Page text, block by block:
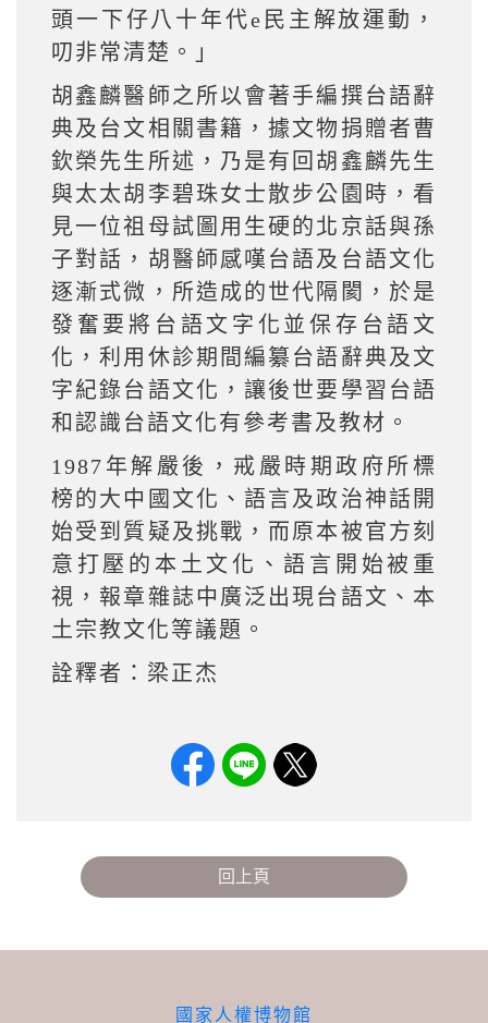
頭一下仔八十年代e民主解放運動，
叨非常清楚。」
胡鑫麟醫師之所以會著手編撰台語辭
典及台文相關書籍，據文物捐贈者曹
欽榮先生所述，乃是有回胡鑫麟先生
與太太胡李碧珠女士散步公園時，看
見一位祖母試圖用生硬的北京話與孫
子對話，胡醫師感嘆台語及台語文化
逐漸式微，所造成的世代隔閡，於是
發奮要將台語文字化並保存台語文
化，利用休診期間編纂台語辭典及文
字紀錄台語文化，讓後世要學習台語
和認識台語文化有參考書及教材。
1987年解嚴後，戒嚴時期政府所標
榜的大中國文化、語言及政治神話開
始受到質疑及挑戰，而原本被官方刻
意打壓的本土文化、語言開始被重
視，報章雜誌中廣泛出現台語文、本
土宗教文化等議題。
詮釋者：梁正杰
回上頁
國家人權博物館